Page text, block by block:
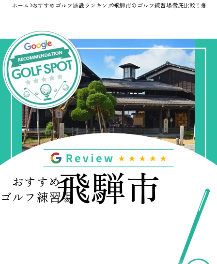
ホーム おすすめゴルフ施設ランキング飛騨市のゴルフ練習場徹底比較！爆速
飛騨市
おすすめ
ゴルフ練習場